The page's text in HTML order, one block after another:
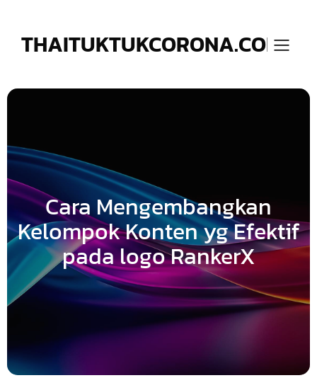
THAITUKTUKCORONA.COM
Cara Mengembangkan
Kelompok Konten yg Efektif
pada logo RankerX